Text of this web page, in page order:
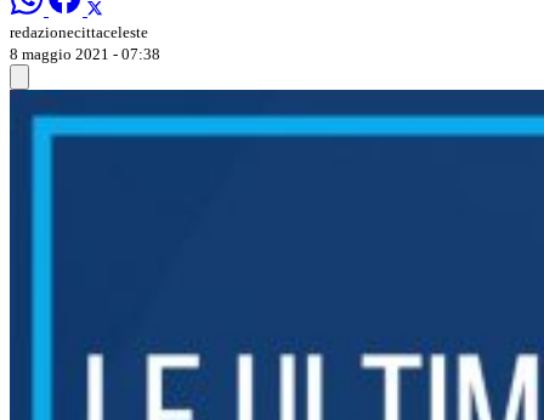
redazionecittaceleste
8 maggio 2021 - 07:38